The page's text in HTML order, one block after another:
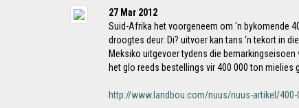
27 Mar 2012
Suid-Afrika het voorgeneem om ‘n bykomende
droogtes deur. Di? uitvoer kan tans ‘n tekort in
Meksiko uitgevoer tydens die
het glo reeds bestellings vir 400 000 ton mielies
http://www.landbou.com/nuus/nuus-artikel/